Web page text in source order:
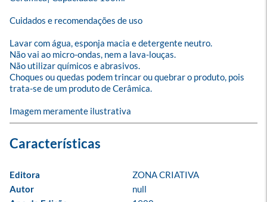
Cuidados e recomendações de uso
Lavar com água, esponja macia e detergente neutro.
Não vai ao micro-ondas, nem a lava-louças.
Não utilizar químicos e abrasivos.
Choques ou quedas podem trincar ou quebrar o produto, pois
trata-se de um produto de Cerâmica.
Imagem meramente ilustrativa
Editora
ZONA CRIATIVA
Autor
null